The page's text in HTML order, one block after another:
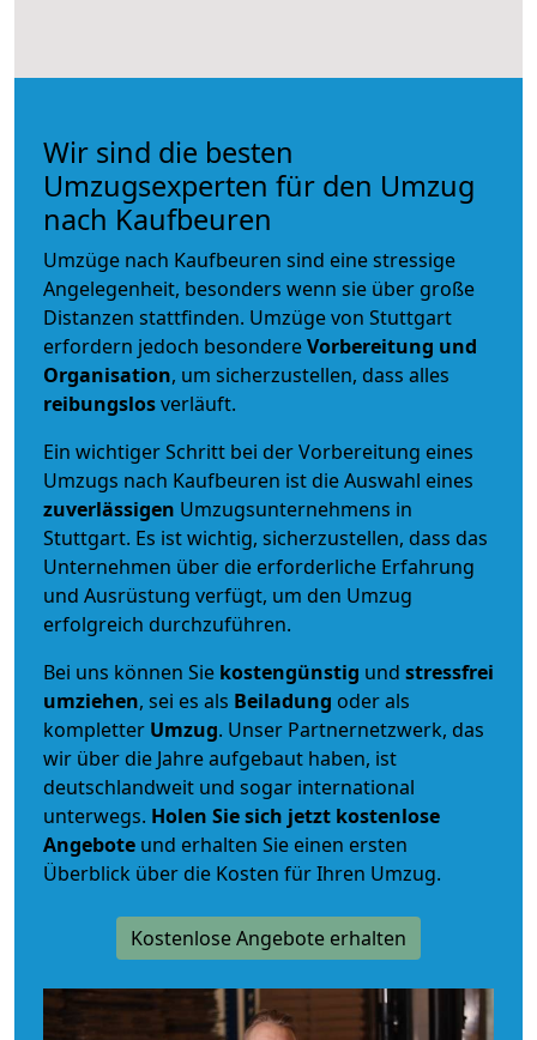
Wir sind die besten
Umzugsexperten für den Umzug
nach Kaufbeuren
Umzüge nach Kaufbeuren sind eine stressige
Angelegenheit, besonders wenn sie über große
Distanzen stattfinden. Umzüge von Stuttgart
erfordern jedoch besondereVorbereitung und
Organisation, um sicherzustellen, dass alles
reibungslosverläuft.
Ein wichtiger Schritt bei der Vorbereitung eines
Umzugs nach Kaufbeuren ist die Auswahl eines
zuverlässigen Umzugsunternehmens in
Stuttgart. Es ist wichtig, sicherzustellen, dass das
Unternehmen über die erforderliche Erfahrung
und Ausrüstung verfügt, um den Umzug
erfolgreich durchzuführen.
Bei uns können Sie kostengünstig und stressfrei
umziehen, sei es als Beiladung oder als
kompletter Umzug. Unser Partnernetzwerk, das
wir über die Jahre aufgebaut haben, ist
deutschlandweit und sogar international
unterwegs. Holen Sie sich jetzt kostenlose
Angebote und erhalten Sie einen ersten
Überblick über die Kosten für Ihren Umzug.
Kostenlose Angebote erhalten